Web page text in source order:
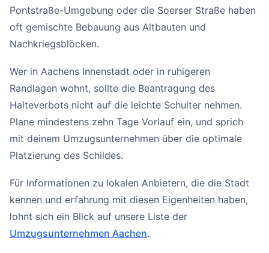
Pontstraße-Umgebung oder die Soerser Straße haben
oft gemischte Bebauung aus Altbauten und
Nachkriegsblöcken.
Wer in Aachens Innenstadt oder in ruhigeren
Randlagen wohnt, sollte die Beantragung des
Halteverbots nicht auf die leichte Schulter nehmen.
Plane mindestens zehn Tage Vorlauf ein, und sprich
mit deinem Umzugsunternehmen über die optimale
Platzierung des Schildes.
Für Informationen zu lokalen Anbietern, die die Stadt
kennen und erfahrung mit diesen Eigenheiten haben,
lohnt sich ein Blick auf unsere Liste der
Umzugsunternehmen Aachen.